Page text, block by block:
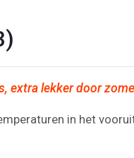
extra lekker door
in het